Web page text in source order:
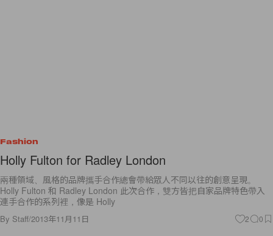
Fashion
Holly Fulton for Radley London
兩種領域、風格的品牌攜手合作總會帶給眾人不同以往的創意呈現。
Holly Fulton 和 Radley London 此次合作，雙方皆把自家品牌特色帶入
連手合作的系列裡，像是 Holly
By Staff/2013年11月11日 2 0